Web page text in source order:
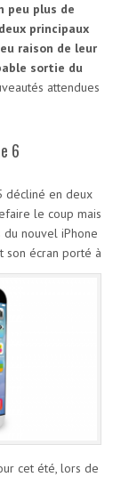
peu plus de
principaux
raison de leur
sortie du
attendues
6
décliné en deux
le coup mais
nouvel iPhone
son écran porté à
cet été, lors de